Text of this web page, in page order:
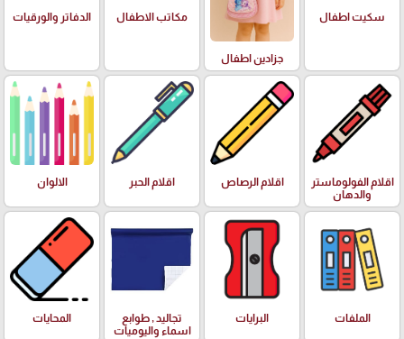
سكيت اطفال
جزادين اطفال
مكاتب الاطفال الدفاتر والورقيات
اقلام الفولوماستر
والدهان
اقلام الرصاص اقلام الحبر الالوان
الملفات البرايات
تجاليد , طوابع
اسماء واليوميات
المحايات